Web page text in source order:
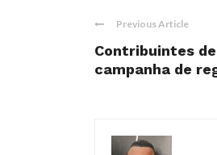
Previous Article
Contribuintes
campanha de